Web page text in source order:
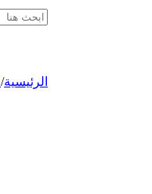
الرئيسية/